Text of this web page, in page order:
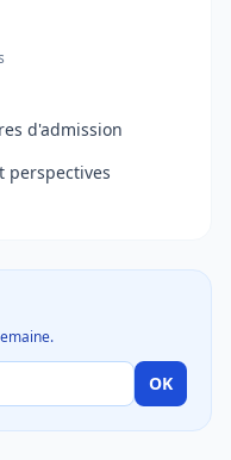
d'admission
perspectives
OK